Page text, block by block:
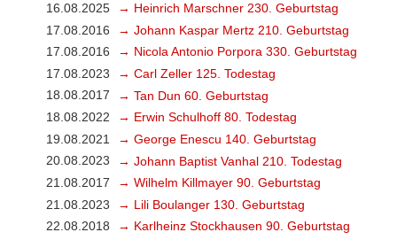
16.08.2025
→ Heinrich Marschner 230. Geburtstag
17.08.2016
→ Johann Kaspar Mertz 210. Geburtstag
17.08.2016
→ Nicola Antonio Porpora 330. Geburtstag
17.08.2023
→ Carl Zeller 125. Todestag
18.08.2017
→ Tan Dun 60. Geburtstag
18.08.2022
→ Erwin Schulhoff 80. Todestag
19.08.2021
→ George Enescu 140. Geburtstag
20.08.2023
→ Johann Baptist Vanhal 210. Todestag
21.08.2017
→ Wilhelm Killmayer 90. Geburtstag
21.08.2023
→ Lili Boulanger 130. Geburtstag
22.08.2018
→ Karlheinz Stockhausen 90. Geburtstag